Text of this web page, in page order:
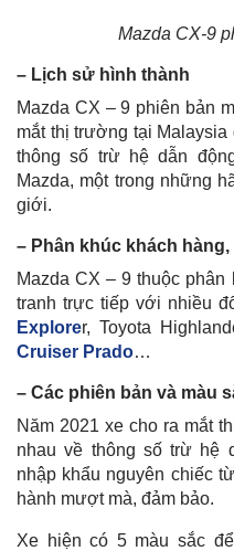
Mazda CX-9
– Lịch sử hình thành
Mazda CX – 9 phiên bản
mắt thị trường tại
thông số trừ hệ dẫn
Mazda, một trong những
giới.
– Phân khúc khách
Mazda CX – 9 thuộc
tranh trực tiếp với nhiều
Explorer, Toyota
Cruiser Prado…
– Các phiên bản và màu
Năm 2021 xe cho ra mắt
nhau về thông số trừ hệ
nhập khẩu nguyên chiếc
hành mượt mà, đảm bảo.
Xe hiện có 5 màu sắc